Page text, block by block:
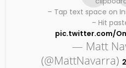
– Tap text space on
– Hit
pic.twitter.com/
— Matt
(@MattNavarra)